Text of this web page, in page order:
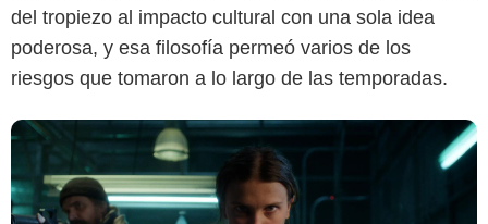
del tropiezo al impacto cultural con una sola idea
poderosa, y esa filosofía permeó varios de los
riesgos que tomaron a lo largo de las temporadas.